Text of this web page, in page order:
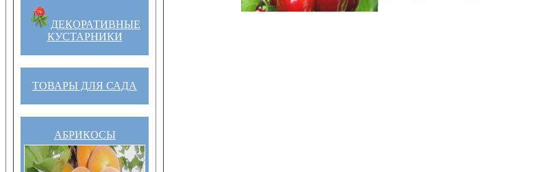
ДЕКОРАТИВНЫЕ
КУСТАРНИКИ
ТОВАРЫ ДЛЯ САДА
АБРИКОСЫ